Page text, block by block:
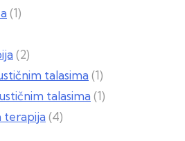
(1)
(2)
talasima (1)
talasima (1)
terapija (4)